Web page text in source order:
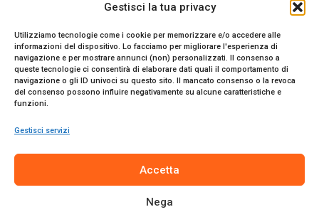
Gestisci la tua privacy
Utilizziamo tecnologie come i cookie per memorizzare e/o accedere alle
informazioni del dispositivo. Lo facciamo per migliorare l'esperienza di
navigazione e per mostrare annunci (non) personalizzati. Il consenso a
queste tecnologie ci consentirà di elaborare dati quali il comportamento di
navigazione o gli ID univoci su questo sito. Il mancato consenso o la revoca
del consenso possono influire negativamente su alcune caratteristiche e
funzioni.
Gestisci servizi
Accetta
Nega
Tribunale di Siracusa. Direttore responsabile Gianni Catania.
© 2024 Promo Italia S.r.l. Tutti i diritti riservati. | Sito web